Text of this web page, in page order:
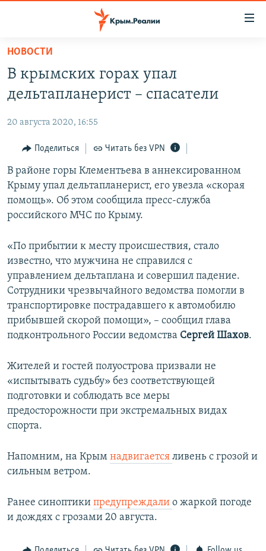
Вернуться
основному
содержанию
навигации
Вернутся
поиску
СПЕЦПРОЕКТЫ
КАРТА ВОЕННЫХ ОБЪЕКТОВ КРЫМА
11 ЛЕТ ОККУПАЦИИ КРЫМА. 11 ИСТОРИЙ СОПРОТИВЛЕНИЯ
ИСТОРИЯ
ЕЩЕ
ИНТЕРАКТИВ
ИНФОГРАФИКА
ТЕЛЕПРОЕКТ КРЫМ.РЕАЛИИ
ПОБЕДИТЕЛЕЙ НЕ СУДЯТ?
КРЫМ.НЕПОКОРЕННЫЙ
ELIFBE
УКРАИНСКАЯ ПРОБЛЕМА КРЫМА
РАДІО СВОБОДА
КАК ОБОЙТИ БЛОКИРОВКУ
Qırımtatar
ПРИСОЕДИНЯЙТЕСЬ!
НОВОСТИ
В крымских горах упал
дельтапланерист – спасатели
20 августа 2020, 16:55
Поделиться Читать без VPN
В районе горы Клементьева в аннексированном
Крыму упал дельтапланерист, его увезла «скорая
помощь». Об этом сообщила пресс-служба
российского МЧС по Крыму.
«По прибытии к месту происшествия, стало
известно, что мужчина не справился с
управлением дельтаплана и совершил падение.
Сотрудники чрезвычайного ведомства помогли в
транспортировке пострадавшего к автомобилю
прибывшей скорой помощи», – сообщил глава
подконтрольного России ведомства Сергей Шахов.
Жителей и гостей полуострова призвали не
«испытывать судьбу» без соответствующей
подготовки и соблюдать все меры
предосторожности при экстремальных видах
спорта.
Напомним, на Крым надвигается ливень с грозой и
сильным ветром.
Ранее синоптики предупреждали о жаркой погоде
и дождях с грозами 20 августа.